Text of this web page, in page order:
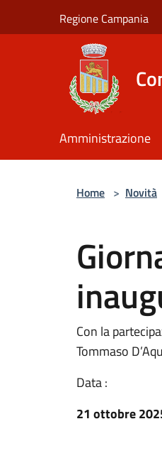
Regione Campania
Amministrazione
Home > Novità
Con la
Tommaso
Data :
21 ottobre